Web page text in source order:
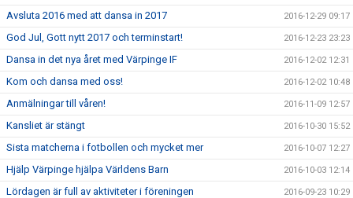
Avsluta 2016 med att dansa in 2017 2016-12-29 09:17
God Jul, Gott nytt 2017 och terminstart! 2016-12-23 23:23
Dansa in det nya året med Värpinge IF 2016-12-02 12:31
Kom och dansa med oss! 2016-12-02 10:48
Anmälningar till våren! 2016-11-09 12:57
Kansliet är stängt 2016-10-30 15:52
Sista matcherna i fotbollen och mycket mer 2016-10-07 12:27
Hjälp Värpinge hjälpa Världens Barn 2016-10-03 12:14
Lördagen är full av aktiviteter i föreningen 2016-09-23 10:29